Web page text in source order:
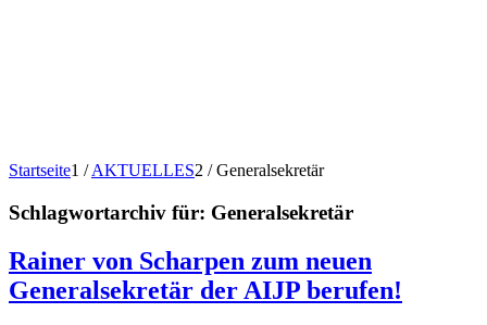
Startseite1 / AKTUELLES2 / Generalsekretär
Schlagwortarchiv für: Generalsekretär
Rainer von Scharpen zum neuen
Generalsekretär der AIJP berufen!